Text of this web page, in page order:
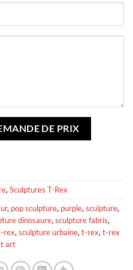
, Sculptures T-Rex
, pop sculpture, purple, sculpture,
dinosaure, sculpture fabris,
rex, sculpture urbaine, t-rex, t-rex
art